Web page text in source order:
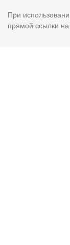
При
прямой ссылки на